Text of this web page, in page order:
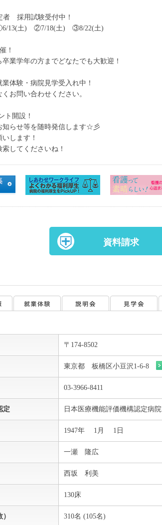
者 採用試験受付中！
①6/13(土) ②7/18(土) ③8/22(土)
！
業学年の方までどなたでも大歓迎！
体験・病院見学受入れ中！
お問い合わせください。
ト開設！
知らせ等を随時発信します☆彡
します！
索してくださいね！
資料請求
〒174-8502
東京都 板橋区小豆沢1-6-8
03-3966-8411
定 日本医療機能評価機構認定病院
1947年 1月 1日
一瀬 隆広
西坂 利美
130床
310名 (105名)